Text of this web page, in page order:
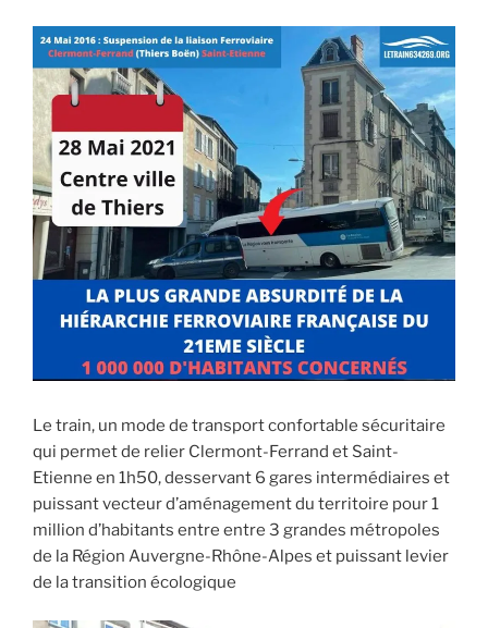
Le train, un mode de transport confortable sécuritaire
qui permet de relier Clermont-Ferrand et Saint-
Etienne en 1h50, desservant 6 gares intermédiaires et
puissant vecteur d’aménagement du territoire pour 1
million d’habitants entre entre 3 grandes métropoles
de la Région Auvergne-Rhône-Alpes et puissant levier
de la transition écologique